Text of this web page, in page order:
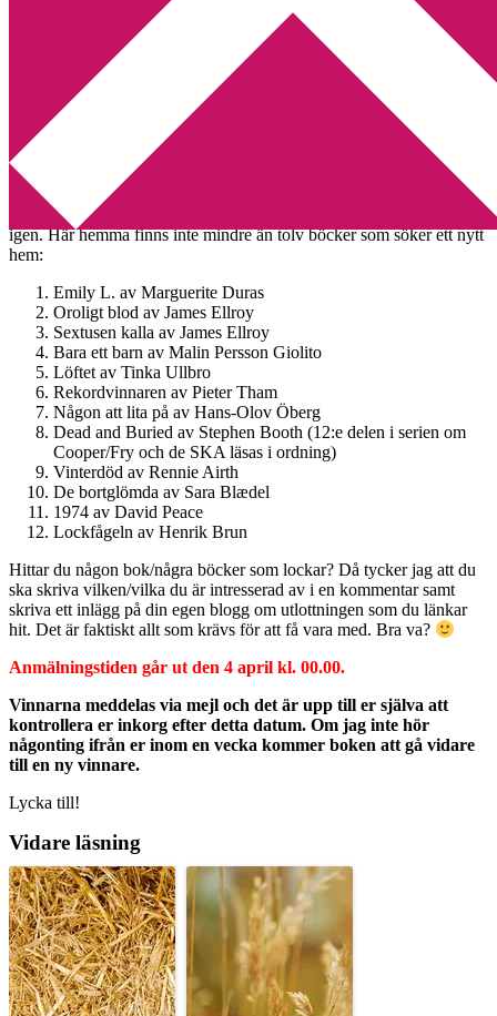
Utskriftscentralen
Min tv-blogg
You are here:Home Utlottning /Utlottning av 12 böcker
Utlottning av 12 böcker
2013-03-28 Annika
Jag har en ny brevvåg och då vågar jag mig på att köra en utlottning
igen. Här hemma finns inte mindre än tolv böcker som söker ett nytt
hem:
Emily L. av Marguerite Duras
Oroligt blod av James Ellroy
Sextusen kalla av James Ellroy
Bara ett barn av Malin Persson Giolito
Löftet av Tinka Ullbro
Rekordvinnaren av Pieter Tham
Någon att lita på av Hans-Olov Öberg
Dead and Buried av Stephen Booth (12:e delen i serien om
Cooper/Fry och de SKA läsas i ordning)
Vinterdöd av Rennie Airth
De bortglömda av Sara Blædel
1974 av David Peace
Lockfågeln av Henrik Brun
Hittar du någon bok/några böcker som lockar? Då tycker jag att du
ska skriva vilken/vilka du är intresserad av i en kommentar samt
skriva ett inlägg på din egen blogg om utlottningen som du länkar
hit. Det är faktiskt allt som krävs för att få vara med. Bra va?
Anmälningstiden går ut den 4 april kl. 00.00.
Vinnarna meddelas via mejl och det är upp till er själva att
kontrollera er inkorg efter detta datum. Om jag inte hör
någonting ifrån er inom en vecka kommer boken att gå vidare
till en ny vinnare.
Lycka till!
Vidare läsning